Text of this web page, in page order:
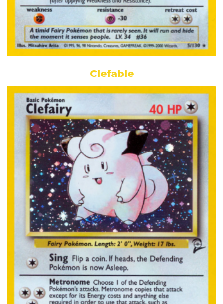
Clefable